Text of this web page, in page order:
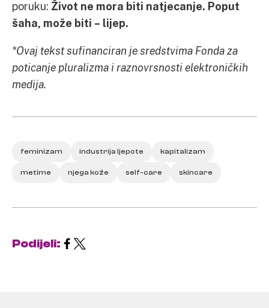
poruku: Život ne mora biti natjecanje. Poput
šaha, može biti – lijep.
*Ovaj tekst sufinanciran je sredstvima Fonda za
poticanje pluralizma i raznovrsnosti elektroničkih
medija.
feminizam industrija ljepote kapitalizam
metime njega kože self-care skincare
Podijeli: